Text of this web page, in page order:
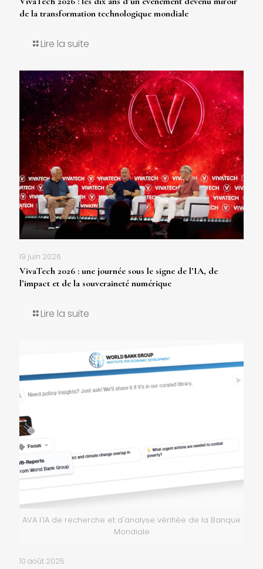
de la transformation technologique mondiale
Lire la suite
19 juin 2026
VivaTech 2026 : une journée sous le signe de l’IA, de
l’impact et de la souveraineté numérique
Lire la suite
AVA l'IA de recherche et d'analyse vérifiée de la Banque
Mondiale
10 août 2025